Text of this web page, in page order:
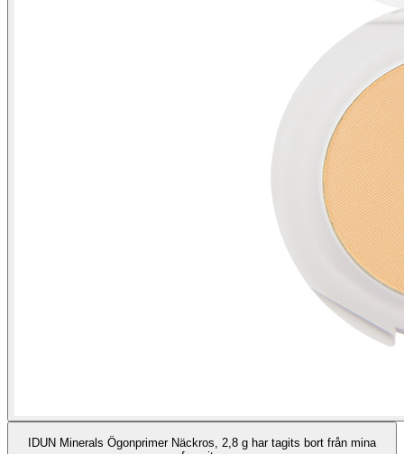
IDUN Minerals Ögonprimer Näckros, 2,8 g har tagits bort från mina